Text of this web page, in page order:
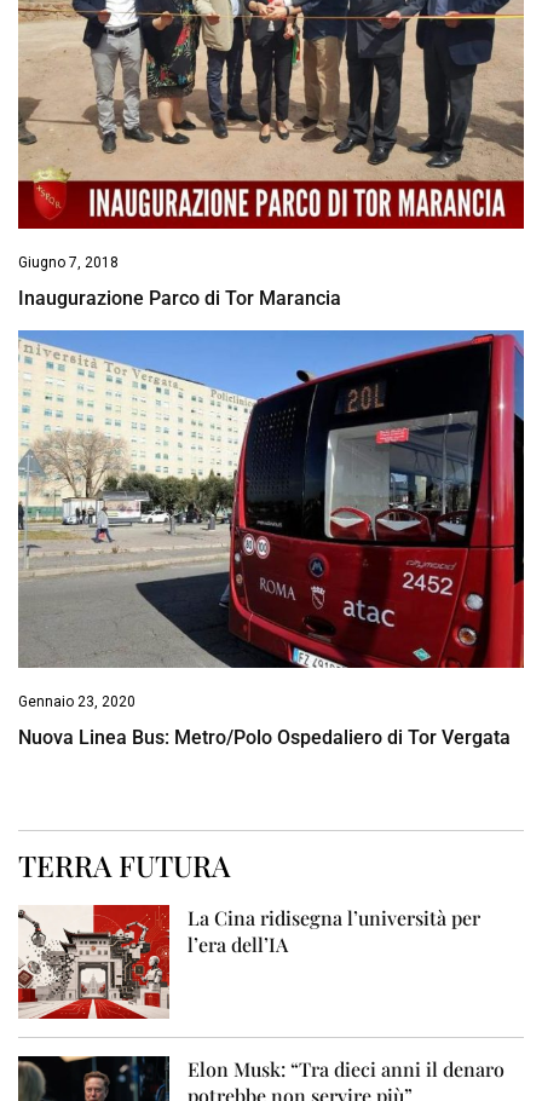
Giugno 7, 2018
Inaugurazione Parco di Tor Marancia
Gennaio 23, 2020
Nuova Linea Bus: Metro/Polo Ospedaliero di Tor Vergata
TERRA FUTURA
La Cina ridisegna l’università per
l’era dell’IA
Elon Musk: “Tra dieci anni il denaro
potrebbe non servire più”